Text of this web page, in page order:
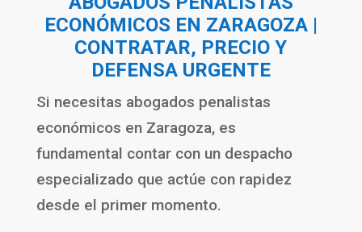
ECONÓMICOS EN ZARAGOZA|
CONTRATAR, PRECIO Y
DEFENSA URGENTE
Si necesitas abogados penalistas
económicos en Zaragoza, es
fundamental contar con un despacho
especializado que actúe con rapidez
desde el primer momento.